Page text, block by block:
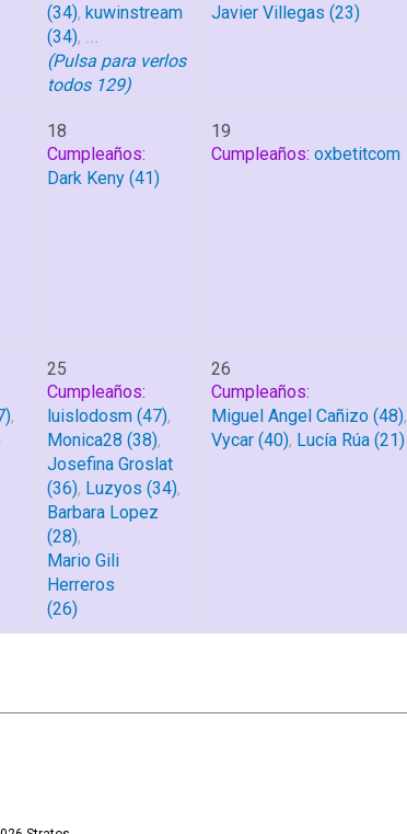
(34), kuwinstream
(34), ...
(Pulsa para verlos
todos 129)
Javier Villegas (23)
18
Cumpleaños:
Dark Keny (41)
19
Cumpleaños: oxbetitcom
,
25
Cumpleaños:
luislodosm (47),
Monica28 (38),
Josefina Groslat
(36), Luzyos (34),
Barbara Lopez
(28),
Mario Gili
Herreros
(26)
26
Cumpleaños:
Miguel Angel Cañizo (48),
Vycar (40), Lucía Rúa (21)